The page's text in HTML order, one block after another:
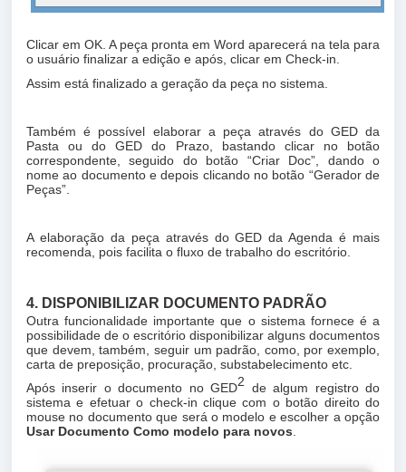
Clicar em OK. A peça pronta em Word aparecerá na tela para
o usuário finalizar a edição e após, clicar em Check-in.
Assim está finalizado a geração da peça no sistema.
Também é possível elaborar a peça através do GED da
Pasta ou do GED do Prazo, bastando clicar no botão
correspondente, seguido do botão “Criar Doc”, dando o
nome ao documento e depois clicando no botão “Gerador de
Peças”.
A elaboração da peça através do GED da Agenda é mais
recomenda, pois facilita o fluxo de trabalho do escritório.
4. DISPONIBILIZAR DOCUMENTO PADRÃO
Outra funcionalidade importante que o sistema fornece é a
possibilidade de o escritório disponibilizar alguns documentos
que devem, também, seguir um padrão, como, por exemplo,
carta de preposição, procuração, substabelecimento etc.
Após inserir o documento no GED2 de algum registro do
sistema e efetuar o check-in clique com o botão direito do
mouse no documento que será o modelo e escolher a opção
Usar Documento Como modelo para novos.